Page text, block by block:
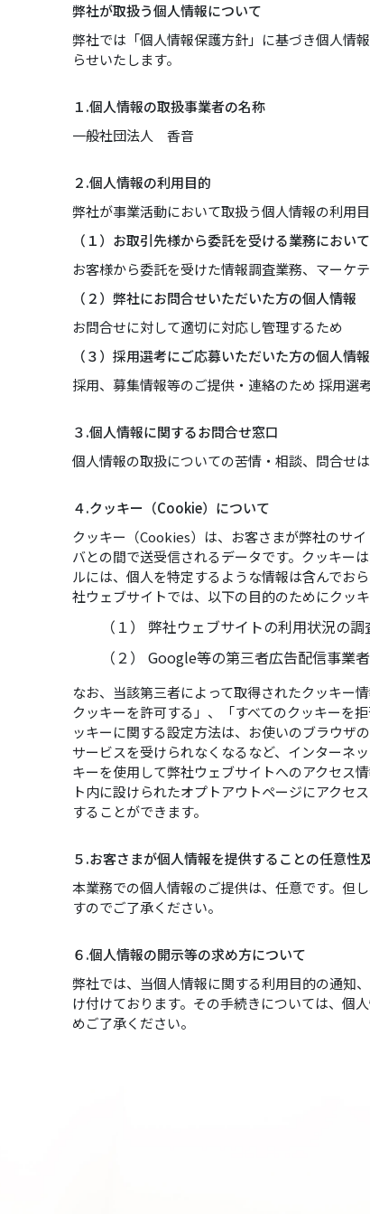
弊社が取扱う個人情報について
弊社では「個人情報保護方針」に基づき個人情
らせいたします。
１.個人情報の取扱事業者の名称
一般社団法人 香音
２.個人情報の利用目的
弊社が事業活動において取扱う個人情報の利用
（１）お取引先様から委託を受ける業務におい
お客様から委託を受けた情報調査業務、マーケ
（２）弊社にお問合せいただいた方の個人情報
お問合せに対して適切に対応し管理するため
（３）採用選考にご応募いただいた方の個人情報
採用、募集情報等のご提供・連絡のため 採用選
３.個人情報に関するお問合せ窓口
個人情報の取扱についての苦情・相談、問合せ
４.クッキー（Cookie）について
クッキー（Cookies）は、お客さまが弊社のサ
バとの間で送受信されるデータです。クッキー
ルには、個人を特定するような情報は含んでお
社ウェブサイトでは、以下の目的のためにクッキ
（１） 弊社ウェブサイトの利用状況の
（２） Google等の第三者広告配信事業
なお、当該第三者によって取得されたクッキー
クッキーを許可する」、「すべてのクッキーを
ッキーに関する設定方法は、お使いのブラウザ
サービスを受けられなくなるなど、インターネ
キーを使用して弊社ウェブサイトへのアクセス
ト内に設けられたオプトアウトページにアクセ
することができます。
５.お客さまが個人情報を提供することの任意
本業務での個人情報のご提供は、任意です。但
すのでご了承ください。
６.個人情報の開示等の求め方について
弊社では、当個人情報に関する利用目的の通知
け付けております。その手続きについては、個
めご了承ください。